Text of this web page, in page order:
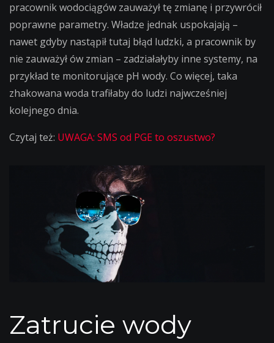
pracownik wodociągów zauważył tę zmianę i przywrócił
poprawne parametry. Władze jednak uspokajają –
nawet gdyby nastąpił tutaj błąd ludzki, a pracownik by
nie zauważył ów zmian – zadziałałyby inne systemy, na
przykład te monitorujące pH wody. Co więcej, taka
zhakowana woda trafiłaby do ludzi najwcześniej
kolejnego dnia.
Czytaj też: UWAGA: SMS od PGE to oszustwo?
Zatrucie wody